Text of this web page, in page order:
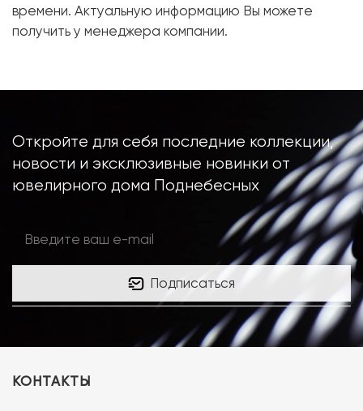
времени. Актуальную информацию Вы можете
получить у менеджера компании.
Откройте для себя последние коллекции,
новости и эксклюзивные новинки от
ювелирного дома Поднебесных
Подписаться
КОНТАКТЫ